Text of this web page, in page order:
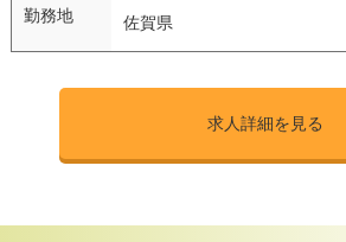
勤務地 佐賀県
求人詳細を見る